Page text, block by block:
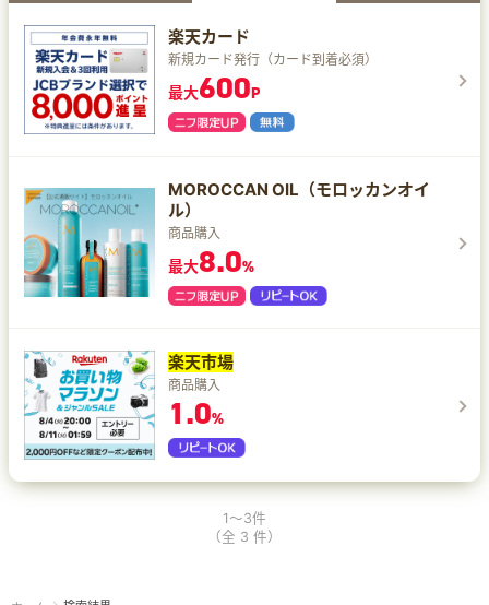
楽天カード
新規カード発行（カード到着必須）
最大600P
MOROCCAN OIL（モロッカンオイ
ル）
商品購入
最大8.0%
楽天市場
商品購入
1.0%
1～3件
（全 3 件）